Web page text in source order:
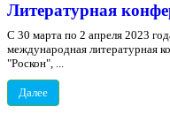
Литературная
С 30 марта по 2 апреля 2023
международная литературная
"Роскон", ...
Далее